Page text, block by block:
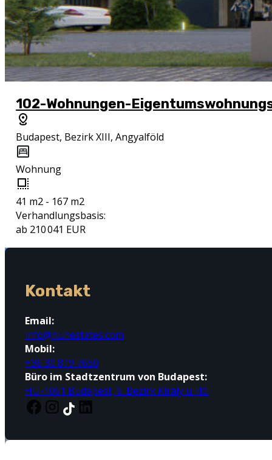
102-Wohnungen-
Budapest, Bezirk XIII, Angyalföld
Wohnung
41 m2 - 167 m2
Verhandlungsbasis:
ab 210 041 EUR
Kontakt
Email:
info@hunestates.com
Mobil:
+36 30 819 7650
Büro im Stadtzentrum von Budapest:
HU-1061 Budapest, 6. Bezirk Király u. 40.